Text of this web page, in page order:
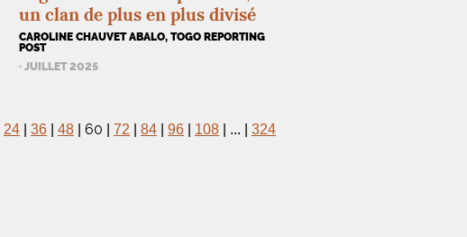
un clan de plus en plus divisé
CAROLINE CHAUVET ABALO, TOGO REPORTING
POST
· JUILLET 2025
24 36 48 60 72 84 96 108 ... 324